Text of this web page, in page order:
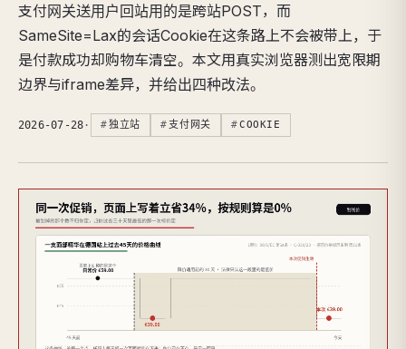
支付网关送用户回站用的是跨站POST，而
SameSite=Lax的会话Cookie在这条路上不会被带上，于
是付款成功却购物车清空。本文用真实浏览器测出宽限期
边界与iframe差异，并给出四种改法。
2026-07-28 · 独立站 支付网关 COOKIE